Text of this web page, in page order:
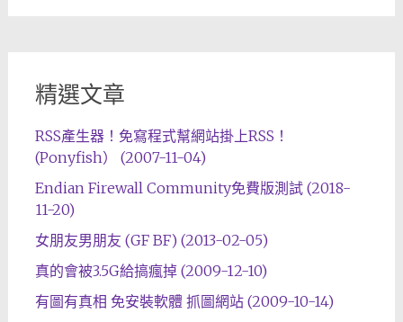
精選文章
RSS產生器！免寫程式幫網站掛上RSS！
(Ponyfish） (2007-11-04)
Endian Firewall Community免費版測試 (2018-
11-20)
女朋友男朋友 (GF BF) (2013-02-05)
真的會被3.5G給搞瘋掉 (2009-12-10)
有圖有真相 免安裝軟體 抓圖網站 (2009-10-14)